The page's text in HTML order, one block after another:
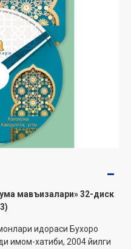
мавъизалари» 32-диск
идораси Бухоро
имом-хатиби, 2004 йилги